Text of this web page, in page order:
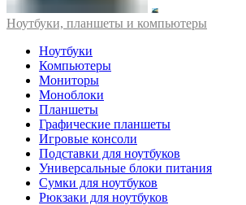
Ноутбуки, планшеты и компьютеры
Ноутбуки
Компьютеры
Мониторы
Моноблоки
Планшеты
Графические планшеты
Игровые консоли
Подставки для ноутбуков
Универсальные блоки питания
Сумки для ноутбуков
Рюкзаки для ноутбуков